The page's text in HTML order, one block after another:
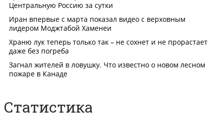
Статистика